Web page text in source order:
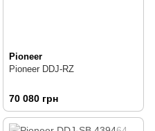
Pioneer
Pioneer DDJ-RZ
70 080 грн